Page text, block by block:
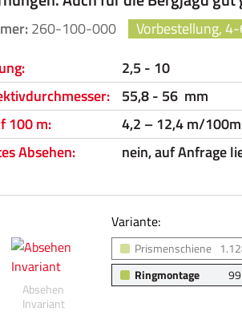
260-100-000
Vorbestellung,
2,5 - 10
55,8 - 56 mm
100 m:
4,2 – 12,4 m/100m
Absehen:
nein, auf Anfrage
Absehen
Invariant
Variante:
Prismenschiene
Ringmontage